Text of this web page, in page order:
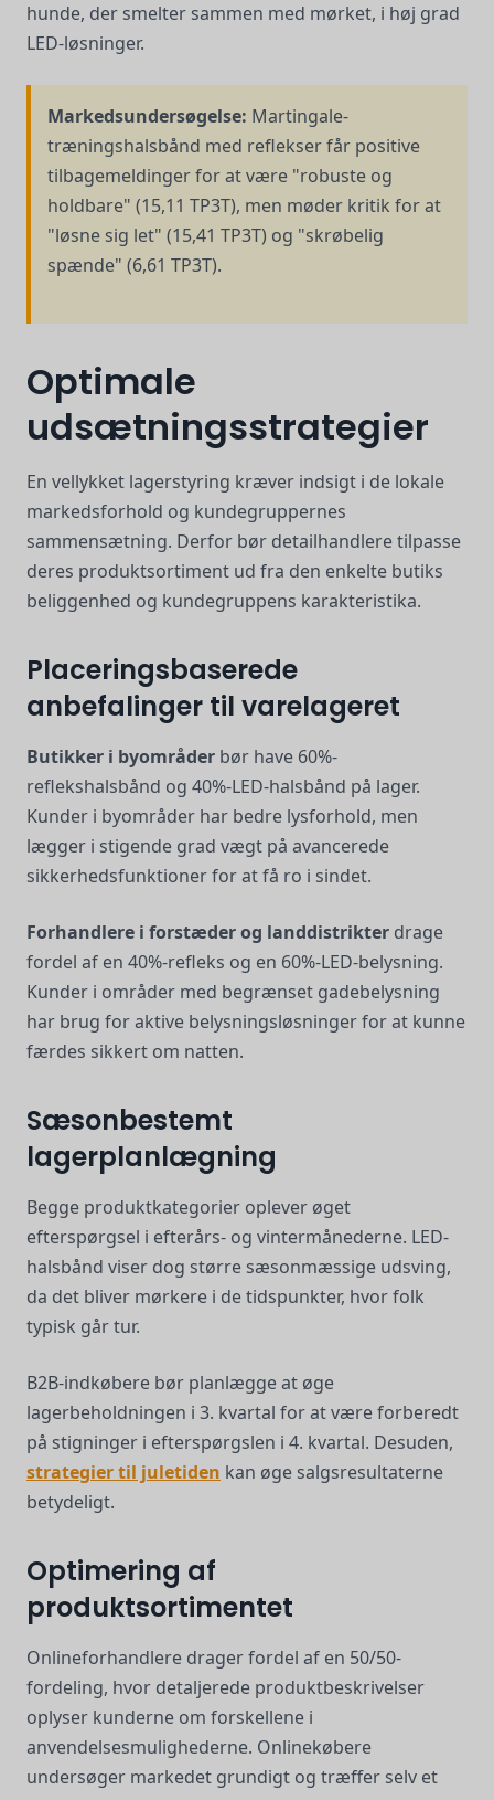
hunde, der smelter sammen med mørket, i høj grad
LED-løsninger.
Markedsundersøgelse: Martingale-
træningshalsbånd med reflekser får positive
tilbagemeldinger for at være "robuste og
holdbare" (15,11 TP3T), men møder kritik for at
"løsne sig let" (15,41 TP3T) og "skrøbelig
spænde" (6,61 TP3T).
Optimale
udsætningsstrategier
En vellykket lagerstyring kræver indsigt i de lokale
markedsforhold og kundegruppernes
sammensætning. Derfor bør detailhandlere tilpasse
deres produktsortiment ud fra den enkelte butiks
beliggenhed og kundegruppens karakteristika.
Placeringsbaserede
anbefalinger til varelageret
Butikker i byområder bør have 60%-
reflekshalsbånd og 40%-LED-halsbånd på lager.
Kunder i byområder har bedre lysforhold, men
lægger i stigende grad vægt på avancerede
sikkerhedsfunktioner for at få ro i sindet.
Forhandlere i forstæder og landdistrikter drage
fordel af en 40%-refleks og en 60%-LED-belysning.
Kunder i områder med begrænset gadebelysning
har brug for aktive belysningsløsninger for at kunne
færdes sikkert om natten.
Sæsonbestemt
lagerplanlægning
Begge produktkategorier oplever øget
efterspørgsel i efterårs- og vintermånederne. LED-
halsbånd viser dog større sæsonmæssige udsving,
da det bliver mørkere i de tidspunkter, hvor folk
typisk går tur.
B2B-indkøbere bør planlægge at øge
lagerbeholdningen i 3. kvartal for at være forberedt
på stigninger i efterspørgslen i 4. kvartal. Desuden,
strategier til juletiden kan øge salgsresultaterne
betydeligt.
Optimering af
produktsortimentet
Onlineforhandlere drager fordel af en 50/50-
fordeling, hvor detaljerede produktbeskrivelser
oplyser kunderne om forskellene i
anvendelsesmulighederne. Onlinekøbere
undersøger markedet grundigt og træffer selv et